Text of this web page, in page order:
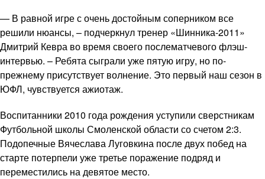
— В равной игре с очень достойным соперником все
решили нюансы, – подчеркнул тренер «Шинника-2011»
Дмитрий Кевра во время своего послематчевого флэш-
интервью. – Ребята сыграли уже пятую игру, но по-
прежнему присутствует волнение. Это первый наш сезон в
ЮФЛ, чувствуется ажиотаж.
Воспитанники 2010 года рождения уступили сверстникам
Футбольной школы Смоленской области со счетом 2:3.
Подопечные Вячеслава Луговкина после двух побед на
старте потерпели уже третье поражение подряд и
переместились на девятое место.